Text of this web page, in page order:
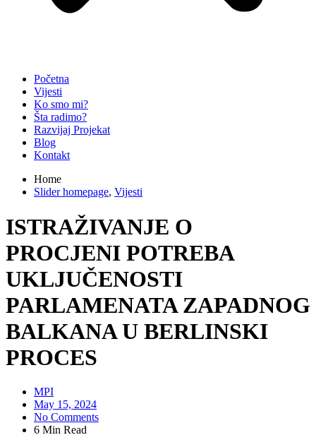
Početna
Vijesti
Ko smo mi?
Šta radimo?
Razvijaj Projekat
Blog
Kontakt
Home
Slider homepage, Vijesti
ISTRAŽIVANJE O
PROCJENI POTREBA
UKLJUČENOSTI
PARLAMENATA ZAPADNOG
BALKANA U BERLINSKI
PROCES
MPI
May 15, 2024
No Comments
6 Min Read